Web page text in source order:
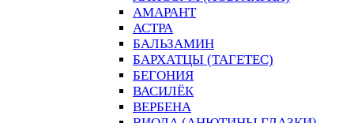
АМАРАНТ
АСТРА
БАЛЬЗАМИН
БАРХАТЦЫ (ТАГЕТЕС)
БЕГОНИЯ
ВАСИЛЁК
ВЕРБЕНА